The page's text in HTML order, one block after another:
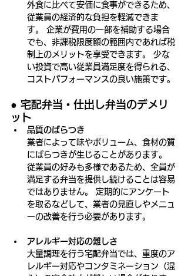
外食に比べて安価に食事ができるため、
従業員の経済的な負担を軽減できま
す。 企業が費用の一部を補助する場合
でも、非課税限度額の範囲内であれば税
制上のメリットを享受できます。 少な
い投資で高い従業員満足度を得られる、
コストパフォーマンスの良い施策です。
● 宅配弁当・仕出し弁当のデメリ
ット
品質のばらつき
業者によって味やボリューム、食材の質
にばらつきが生じることがあります。
従業員の好みも多様であるため、全員が
満足する弁当を提供し続けることは容易
ではありません。 定期的にアンケート
を取るなどして、業者の見直しやメニュ
ーの改善を行う必要があります。
アレルギー対応の難しさ
大量調理を行う宅配弁当では、重度のア
レルギー対応やコンタミネーション（混